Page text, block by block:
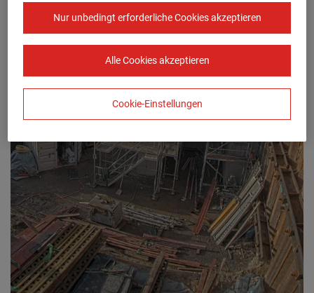
Nur unbedingt erforderliche Cookies akzeptieren
Alle Cookies akzeptieren
Cookie-Einstellungen